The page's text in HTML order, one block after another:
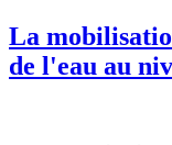
La
de l'eau au